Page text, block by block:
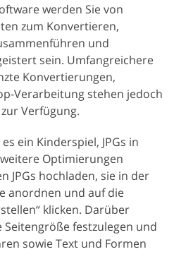
werden Sie von
zum Konvertieren,
und
sein. Umfangreichere
Konvertierungen,
Verarbeitung stehen jedoch
Verfügung.
ein Kinderspiel, JPGs in
Optimierungen
JPGs hochladen, sie in der
anordnen und auf die
klicken. Darüber
festzulegen und
sowie Text und Formen